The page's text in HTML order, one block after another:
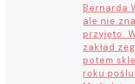
Bernarda
ale nie
przyjęto.
zakład
potem
roku